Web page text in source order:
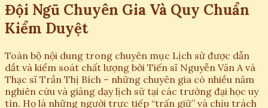
Đội Ngũ Chuyên Gia Và Quy Chuẩn
Kiểm Duyệt
Toàn bộ nội dung trong chuyên mục Lịch sử được dẫn
dắt và kiểm soát chất lượng bởi Tiến sĩ Nguyễn Văn A và
Thạc sĩ Trần Thị Bích – những chuyên gia có nhiều năm
nghiên cứu và giảng dạy lịch sử tại các trường đại học uy
tín. Họ là những người trực tiếp “trấn giữ” và chịu trách